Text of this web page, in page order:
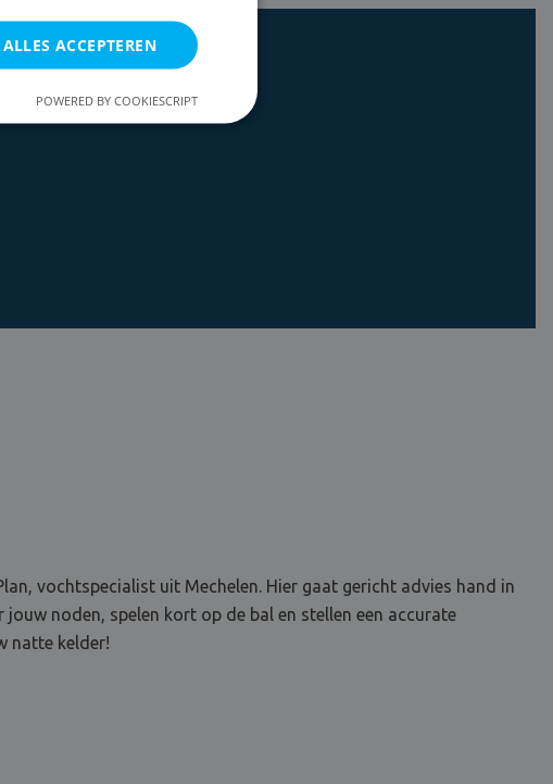
vochtspecialist uit Mechelen. Hier gaat gericht advies hand in
noden, spelen kort op de bal en stellen een accurate
natte kelder!
ALLES ACCEPTEREN
POWERED BY COOKIESCRIPT